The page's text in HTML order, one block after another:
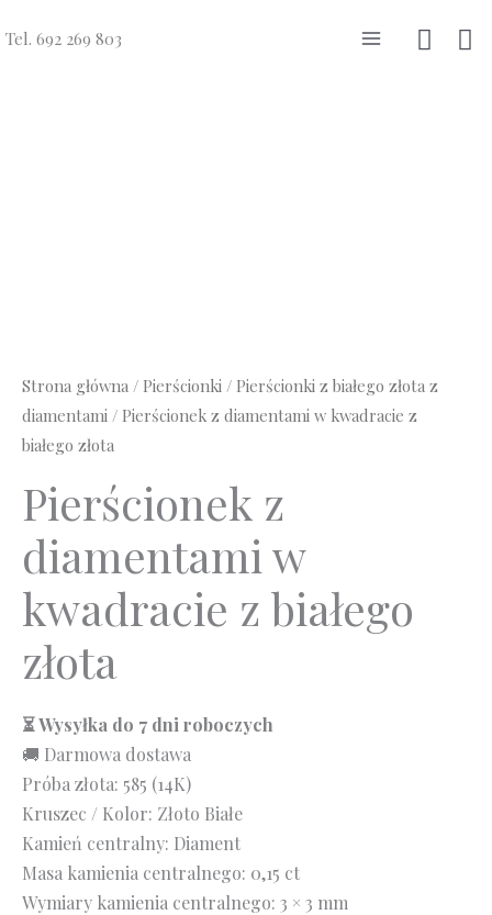
do
Tel. 692 269 803
Strona główna / Pierścionki / Pierścionki z białego złota z
diamentami / Pierścionek z diamentami w kwadracie z
białego złota
Pierścionek z
diamentami w
kwadracie z białego
złota
⏳ Wysyłka do 7 dni roboczych
🚚 Darmowa dostawa
Próba złota: 585 (14K)
Kruszec / Kolor: Złoto Białe
Kamień centralny: Diament
Masa kamienia centralnego: 0,15 ct
Wymiary kamienia centralnego: 3 × 3 mm